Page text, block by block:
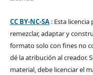
CC BY-NC-SA: Esta licencia
remezclar, adaptar y
formato solo con fines no
dé la atribución al creador.
material, debe licenciar el